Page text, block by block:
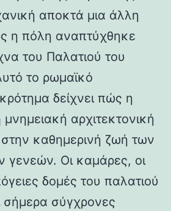
αποκτά μια άλλη
η πόλη αναπτύχθηκε
του Παλατιού του
το ρωμαϊκό
δείχνει πώς η
αρχιτεκτονική
καθημερινή ζωή των
γενεών. Οι καμάρες, οι
δομές του παλατιού
σήμερα σύγχρονες